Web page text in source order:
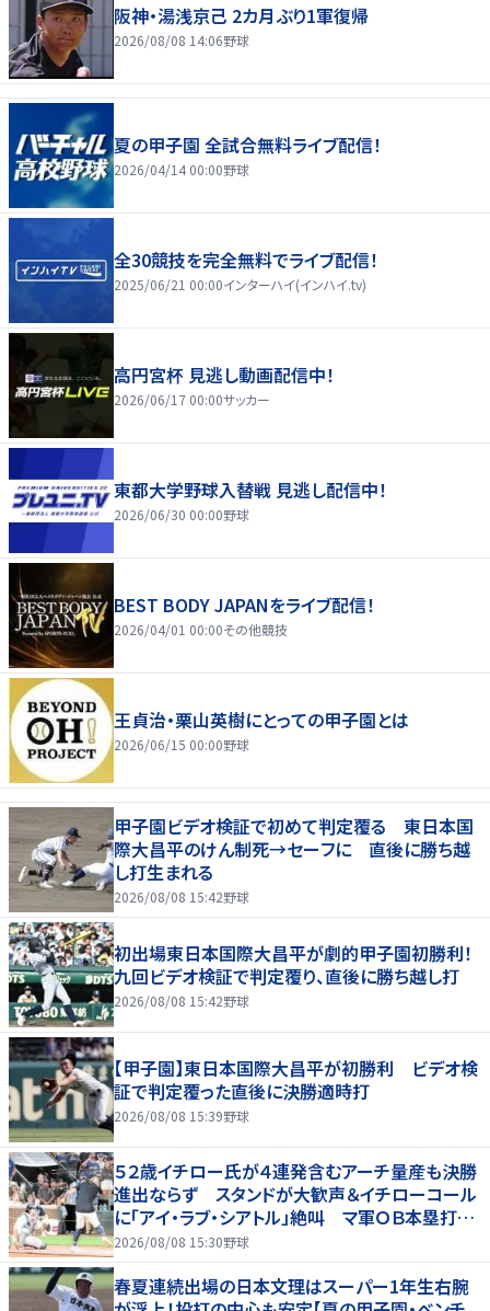
阪神・湯浅京己 2カ月ぶり1軍復帰
2026/08/08 14:06野球
夏の甲子園 全試合無料ライブ配信！
2026/04/14 00:00野球
全30競技を完全無料でライブ配信！
2025/06/21 00:00インターハイ(インハイ.tv)
高円宮杯 見逃し動画配信中！
2026/06/17 00:00サッカー
東都大学野球入替戦 見逃し配信中！
2026/06/30 00:00野球
BEST BODY JAPANをライブ配信！
2026/04/01 00:00その他競技
王貞治・栗山英樹にとっての甲子園とは
2026/06/15 00:00野球
甲子園ビデオ検証で初めて判定覆る 東日本国
際大昌平のけん制死→セーフに 直後に勝ち越
し打生まれる
2026/08/08 15:42野球
初出場東日本国際大昌平が劇的甲子園初勝利！
九回ビデオ検証で判定覆り、直後に勝ち越し打
2026/08/08 15:42野球
【甲子園】東日本国際大昌平が初勝利 ビデオ検
証で判定覆った直後に決勝適時打
2026/08/08 15:39野球
５２歳イチロー氏が４連発含むアーチ量産も決勝
進出ならず スタンドが大歓声＆イチローコール
に「アイ・ラブ・シアトル」絶叫 マ軍ＯＢ本塁打競
争に登場
2026/08/08 15:30野球
春夏連続出場の日本文理はスーパー1年生右腕